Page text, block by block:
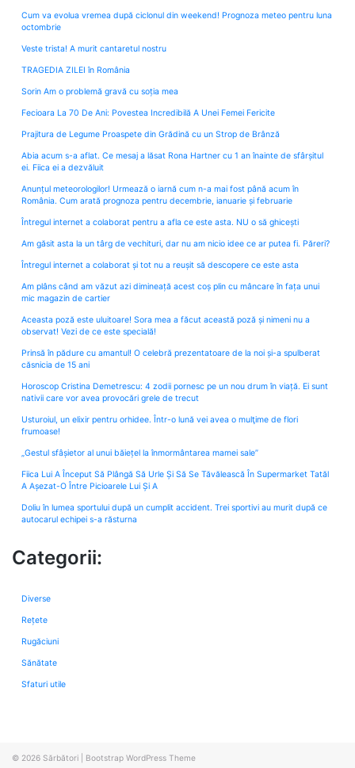
Cum va evolua vremea după ciclonul din weekend! Prognoza meteo pentru luna
octombrie
Veste trista! A murit cantaretul nostru
TRAGEDIA ZILEI în România
Sorin Am o problemă gravă cu soția mea
Fecioara La 70 De Ani: Povestea Incredibilă A Unei Femei Fericite
Prajitura de Legume Proaspete din Grădină cu un Strop de Brânză
Abia acum s-a aflat. Ce mesaj a lăsat Rona Hartner cu 1 an înainte de sfârșitul
ei. Fiica ei a dezvăluit
Anunțul meteorologilor! Urmează o iarnă cum n-a mai fost până acum în
România. Cum arată prognoza pentru decembrie, ianuarie și februarie
Întregul internet a colaborat pentru a afla ce este asta. NU o să ghicești
Am găsit asta la un târg de vechituri, dar nu am nicio idee ce ar putea fi. Păreri?
Întregul internet a colaborat și tot nu a reușit să descopere ce este asta
Am plâns când am văzut azi dimineață acest coș plin cu mâncare în fața unui
mic magazin de cartier
Aceasta poză este uluitoare! Sora mea a făcut această poză și nimeni nu a
observat! Vezi de ce este specială!
Prinsă în pădure cu amantul! O celebră prezentatoare de la noi și-a spulberat
căsnicia de 15 ani
Horoscop Cristina Demetrescu: 4 zodii pornesc pe un nou drum în viață. Ei sunt
nativii care vor avea provocări grele de trecut
Usturoiul, un elixir pentru orhidee. Într-o lună vei avea o mulţime de flori
frumoase!
„Gestul sfâșietor al unui băiețel la înmormântarea mamei sale”
Fiica Lui A Început Să Plângă Să Urle Și Să Se Tăvălească În Supermarket Tatăl
A Așezat-O Între Picioarele Lui Și A
Doliu în lumea sportului după un cumplit accident. Trei sportivi au murit după ce
autocarul echipei s-a răsturna
Categorii:
Diverse
Rețete
Rugăciuni
Sănătate
Sfaturi utile
© 2026 Sărbători Bootstrap WordPress Theme